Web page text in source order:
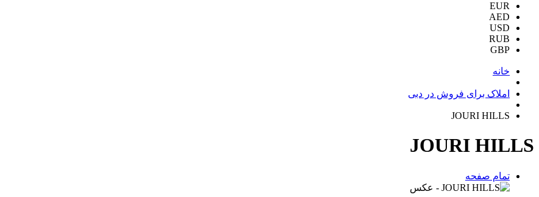
EUR
AED
USD
RUB
GBP
خانه
املاک برای فروش در دبی
JOURI HILLS
JOURI HILLS
تمام صفحه